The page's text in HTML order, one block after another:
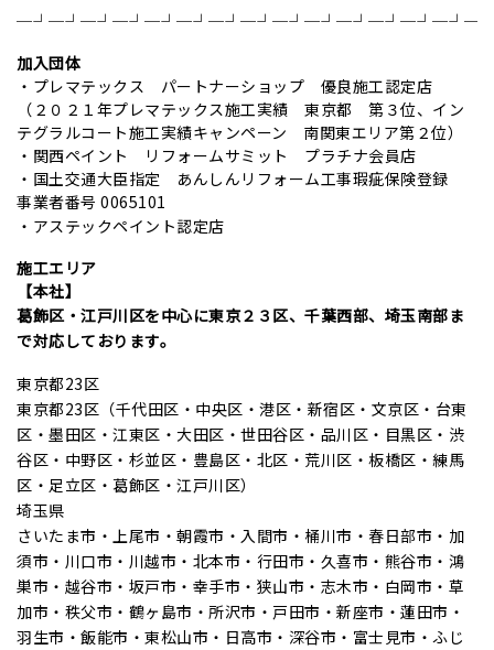
加入団体
・プレマテックス パートナーショップ 優良施工認定店
（２０２１年プレマテックス施工実績 東京都 第３位、イン
テグラルコート施工実績キャンペーン 南関東エリア第２位）
・関西ペイント リフォームサミット プラチナ会員店
・国土交通大臣指定 あんしんリフォーム工事瑕疵保険登録
事業者番号 0065101
・アステックペイント認定店
施工エリア
【本社】
葛飾区・江戸川区を中心に東京２３区、千葉西部、埼玉南部ま
で対応しております。
東京都23区
東京都23区（千代田区・中央区・港区・新宿区・文京区・台東
区・墨田区・江東区・大田区・世田谷区・品川区・目黒区・渋
谷区・中野区・杉並区・豊島区・北区・荒川区・板橋区・練馬
区・足立区・葛飾区・江戸川区）
埼玉県
さいたま市・上尾市・朝霞市・入間市・桶川市・春日部市・加
須市・川口市・川越市・北本市・行田市・久喜市・熊谷市・鴻
巣市・越谷市・坂戸市・幸手市・狭山市・志木市・白岡市・草
加市・秩父市・鶴ヶ島市・所沢市・戸田市・新座市・蓮田市・
羽生市・飯能市・東松山市・日高市・深谷市・富士見市・ふじ